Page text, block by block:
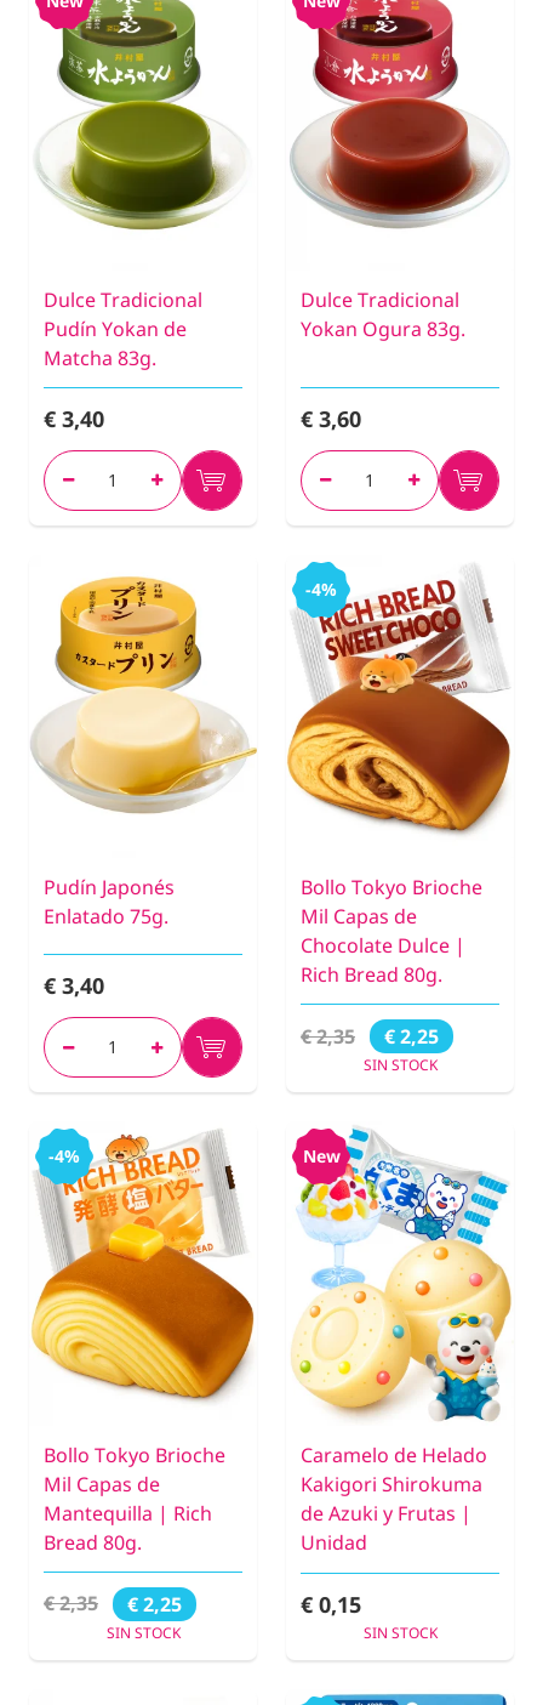
Dulce Tradicional
Pudín Yokan de
Matcha 83g.
€ 3,40
Dulce Tradicional
Yokan Ogura 83g.
€ 3,60
Pudín Japonés
Enlatado 75g.
€ 3,40
-4%
Bollo Tokyo Brioche
Mil Capas de
Chocolate Dulce |
Rich Bread 80g.
€ 2,35 € 2,25
SIN STOCK
-4%
Bollo Tokyo Brioche
Mil Capas de
Mantequilla | Rich
Bread 80g.
€ 2,35 € 2,25
SIN STOCK
New
Caramelo de Helado
Kakigori Shirokuma
de Azuki y Frutas |
Unidad
€ 0,15
SIN STOCK